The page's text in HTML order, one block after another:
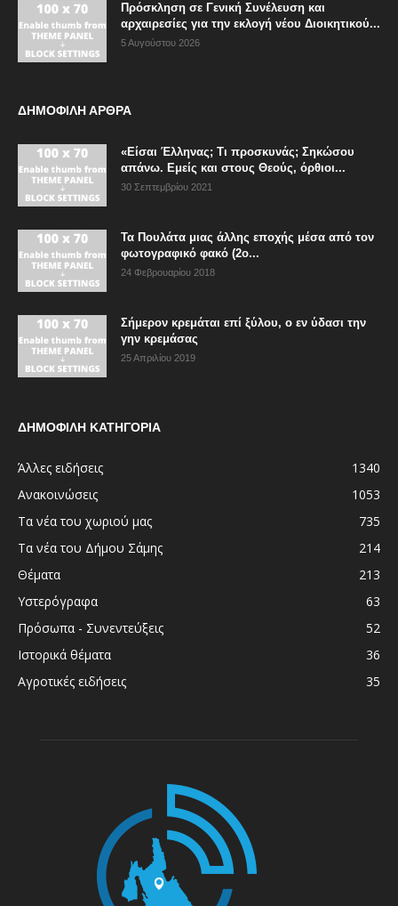
Πρόσκληση σε Γενική Συνέλευση και
αρχαιρεσίες για την εκλογή νέου Διοικητικού...
5 Αυγούστου 2026
ΔΗΜΟΦΙΛΗ ΑΡΘΡΑ
«Είσαι Έλληνας; Τι προσκυνάς; Σηκώσου
απάνω. Εμείς και στους Θεούς, όρθιοι...
30 Σεπτεμβρίου 2021
Τα Πουλάτα μιας άλλης εποχής μέσα από τον
φωτογραφικό φακό (2ο...
24 Φεβρουαρίου 2018
Σήμερον κρεμάται επί ξύλου, ο εν ύδασι την
γην κρεμάσας
25 Απριλίου 2019
ΔΗΜΟΦΙΛΗ ΚΑΤΗΓΟΡΙΑ
Άλλες ειδήσεις
1340
Ανακοινώσεις
1053
Τα νέα του χωριού μας
735
Τα νέα του Δήμου Σάμης
214
Θέματα
213
Υστερόγραφα
63
Πρόσωπα - Συνεντεύξεις
52
Ιστορικά θέματα
36
Αγροτικές ειδήσεις
35